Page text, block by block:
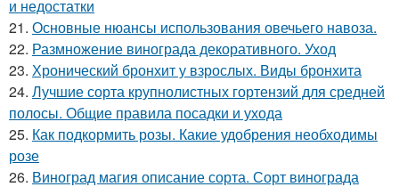
и недостатки
21. Основные нюансы использования овечьего навоза.
22. Размножение винограда декоративного. Уход
23. Хронический бронхит у взрослых. Виды бронхита
24. Лучшие сорта крупнолистных гортензий для средней
полосы. Общие правила посадки и ухода
25. Как подкормить розы. Какие удобрения необходимы
розе
26. Виноград магия описание сорта. Сорт винограда